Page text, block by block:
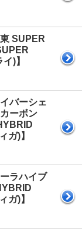
SUPER
)】
バーシェ
ーボン
ガ)】
ラハイブ
ガ)】